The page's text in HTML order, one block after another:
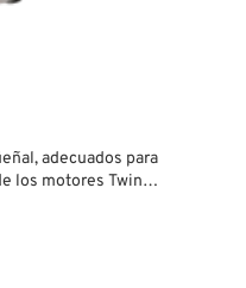
adecuados para
los motores Twin